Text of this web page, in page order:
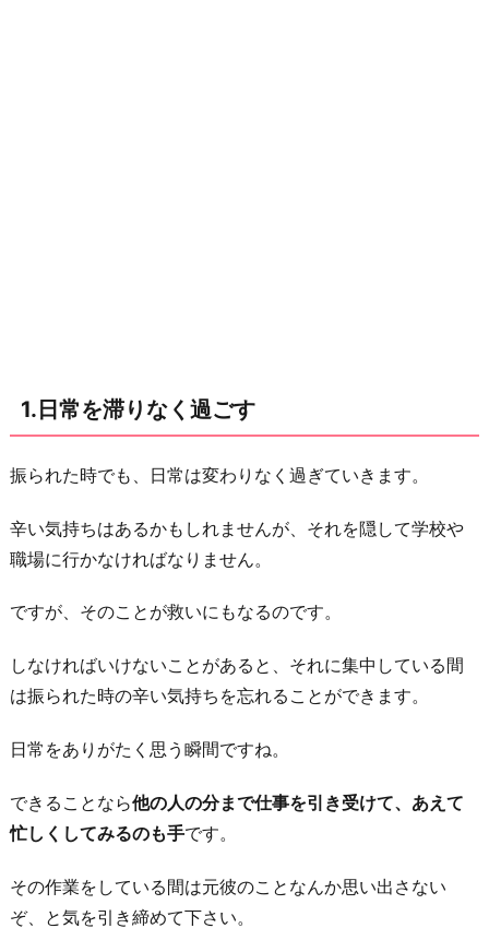
な
と
こ
を
見
け、
別
れ
納
す
る
3.
気
1.日常を滞りなく過ごす
振られた時でも、日常は変わりなく過ぎていきます。
辛い気持ちはあるかもしれませんが、それを隠して学校や
職場に行かなければなりません。
ですが、そのことが救いにもなるのです。
しなければいけないことがあると、それに集中している間
は振られた時の辛い気持ちを忘れることができます。
日常をありがたく思う瞬間ですね。
できることなら他の人の分まで仕事を引き受けて、あえて
忙しくしてみるのも手です。
その作業をしている間は元彼のことなんか思い出さない
ぞ、と気を引き締めて下さい。